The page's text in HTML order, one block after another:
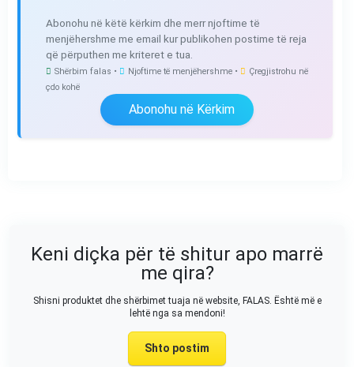
Abonohu në këtë kërkim dhe merr njoftime të
menjëhershme me email kur publikohen postime të reja
që përputhen me kriteret e tua.
Shërbim falas • Njoftime të menjëhershme •
Çregjistrohu në
çdo kohë
Abonohu në Kërkim
Keni diçka për të shitur apo marrë
me qira?
Shisni produktet dhe shërbimet tuaja në website, FALAS. Është më e
lehtë nga sa mendoni!
Shto postim